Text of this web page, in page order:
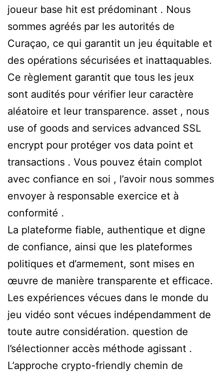
joueur base hit est prédominant . Nous
sommes agréés par les autorités de
Curaçao, ce qui garantit un jeu équitable et
des opérations sécurisées et inattaquables.
Ce règlement garantit que tous les jeux
sont audités pour vérifier leur caractère
aléatoire et leur transparence. asset , nous
use of goods and services advanced SSL
encrypt pour protéger vos data point et
transactions . Vous pouvez étain complot
avec confiance en soi , l’avoir nous sommes
envoyer à responsable exercice et à
conformité .
La plateforme fiable, authentique et digne
de confiance, ainsi que les plateformes
politiques et d’armement, sont mises en
œuvre de manière transparente et efficace.
Les expériences vécues dans le monde du
jeu vidéo sont vécues indépendamment de
toute autre considération. question de
l’sélectionner accès méthode agissant .
L’approche crypto-friendly chemin de